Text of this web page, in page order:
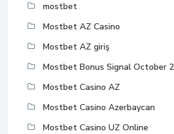
mostbet
Mostbet AZ Casino
Mostbet AZ giriş
Mostbet Bonus Signal October
Mostbet Casino AZ
Mostbet Casino Azerbaycan
Mostbet Casino UZ Online